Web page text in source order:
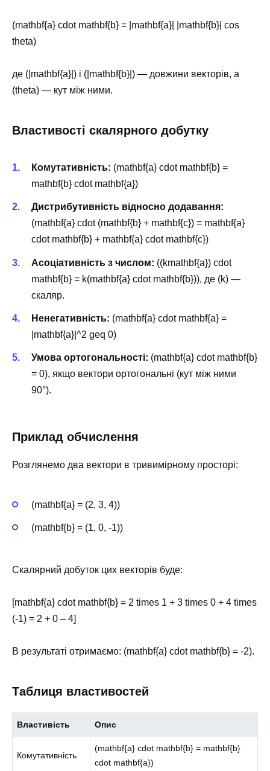
(mathbf{a} cdot mathbf{b} = |mathbf{a}| |mathbf{b}| cos
theta)
де (|mathbf{a}|) і (|mathbf{b}|) — довжини векторів, а
(theta) — кут між ними.
Властивості скалярного добутку
Комутативність: (mathbf{a} cdot mathbf{b} =
mathbf{b} cdot mathbf{a})
Дистрибутивність відносно додавання:
(mathbf{a} cdot (mathbf{b} + mathbf{c}) = mathbf{a}
cdot mathbf{b} + mathbf{a} cdot mathbf{c})
Асоціативність з числом: ((kmathbf{a}) cdot
mathbf{b} = k(mathbf{a} cdot mathbf{b})), де (k) —
скаляр.
Ненегативність: (mathbf{a} cdot mathbf{a} =
|mathbf{a}|^2 geq 0)
Умова ортогональності: (mathbf{a} cdot mathbf{b}
= 0), якщо вектори ортогональні (кут між ними
90°).
Приклад обчислення
Розглянемо два вектори в тривимірному просторі:
(mathbf{a} = (2, 3, 4))
(mathbf{b} = (1, 0, -1))
Скалярний добуток цих векторів буде:
[mathbf{a} cdot mathbf{b} = 2 times 1 + 3 times 0 + 4 times
(-1) = 2 + 0 – 4]
В результаті отримаємо: (mathbf{a} cdot mathbf{b} = -2).
Таблиця властивостей
Властивість Опис
Комутативність
(mathbf{a} cdot mathbf{b} = mathbf{b}
cdot mathbf{a})